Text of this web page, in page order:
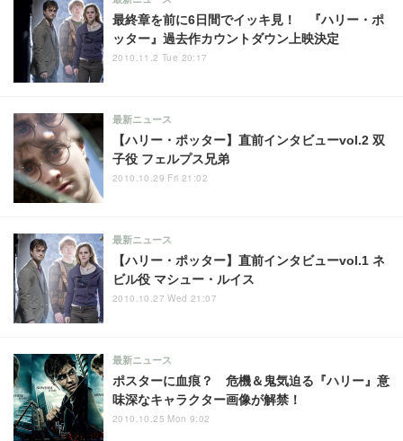
最終章を前に6日間でイッキ見！ 『ハリー・ポ
ッター』過去作カウントダウン上映決定
2010.11.2 Tue 20:17
【ハリー・ポッター】直前インタビューvol.2 双
子役 フェルプス兄弟
最新ニュース
2010.10.29 Fri 21:02
【ハリー・ポッター】直前インタビューvol.1 ネ
ビル役 マシュー・ルイス
最新ニュース
2010.10.27 Wed 21:07
ポスターに血痕？ 危機＆鬼気迫る『ハリー』意
味深なキャラクター画像が解禁！
最新ニュース
2010.10.25 Mon 9:02